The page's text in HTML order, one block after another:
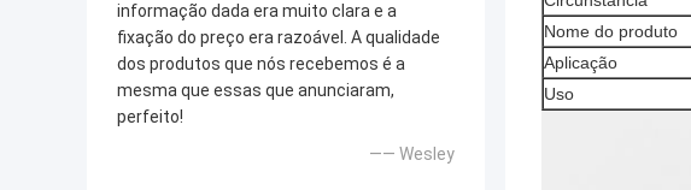
informação dada era muito clara e a
fixação do preço era razoável. A qualidade
dos produtos que nós recebemos é a
mesma que essas que anunciaram,
perfeito!
—— Wesley
Nome do produto
Aplicação
Uso